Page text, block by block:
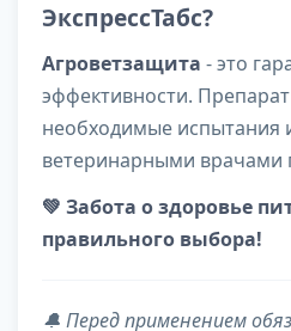
ЭкспрессТабс?
Агроветзащита - это
эффективности.
необходимые испытания
ветеринарными врачами
💚 Забота о здоровье
правильного выбора!
🔔 Перед применением